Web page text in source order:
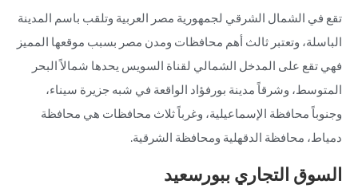
تقع في الشمال الشرقي لجمهورية مصر العربية وتلقب باسم المدينة
الباسلة، وتعتبر ثالث أهم محافظات ومدن مصر بسبب موقعها المميز
فهي تقع على المدخل الشمالي لقناة السويس يحدها شمالاً البحر
المتوسط، وشرقاً مدينة بورفؤاد الواقعة في شبه جزيرة سيناء،
وجنوباً محافظة الإسماعيلية، وغرباً ثلاث محافظات هي محافظة
دمياط، محافظة الدقهلية ومحافظة الشرقية.
السوق التجاري ببورسعيد